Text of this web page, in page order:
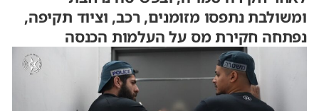
ומשולבת נתפסו מזומנים, רכב, וציוד תקיפה,
נפתחה חקירת מס על העלמות הכנסה